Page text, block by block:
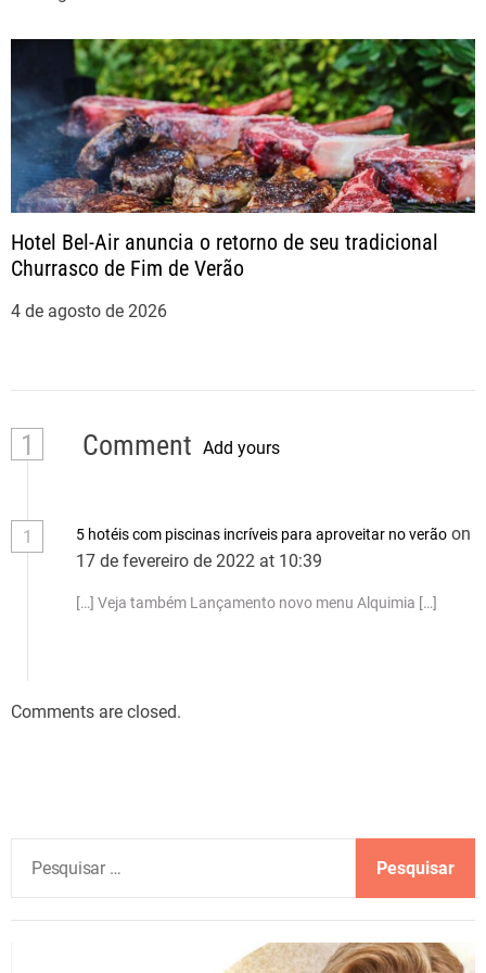
Hotel Bel-Air anuncia o retorno de seu tradicional
Churrasco de Fim de Verão
4 de agosto de 2026
1 Comment Add yours
1 5 hotéis com piscinas incríveis para aproveitar no verão on
17 de fevereiro de 2022 at 10:39
[…] Veja também Lançamento novo menu Alquimia […]
Comments are closed.
s